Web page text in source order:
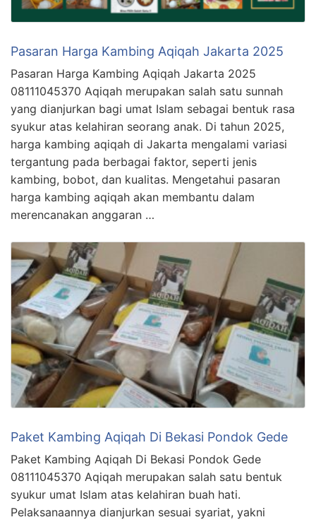
Pasaran Harga Kambing Aqiqah Jakarta 2025
Pasaran Harga Kambing Aqiqah Jakarta 2025
08111045370 Aqiqah merupakan salah satu sunnah
yang dianjurkan bagi umat Islam sebagai bentuk rasa
syukur atas kelahiran seorang anak. Di tahun 2025,
harga kambing aqiqah di Jakarta mengalami variasi
tergantung pada berbagai faktor, seperti jenis
kambing, bobot, dan kualitas. Mengetahui pasaran
harga kambing aqiqah akan membantu dalam
merencanakan anggaran …
Paket Kambing Aqiqah Di Bekasi Pondok Gede
Paket Kambing Aqiqah Di Bekasi Pondok Gede
08111045370 Aqiqah merupakan salah satu bentuk
syukur umat Islam atas kelahiran buah hati.
Pelaksanaannya dianjurkan sesuai syariat, yakni